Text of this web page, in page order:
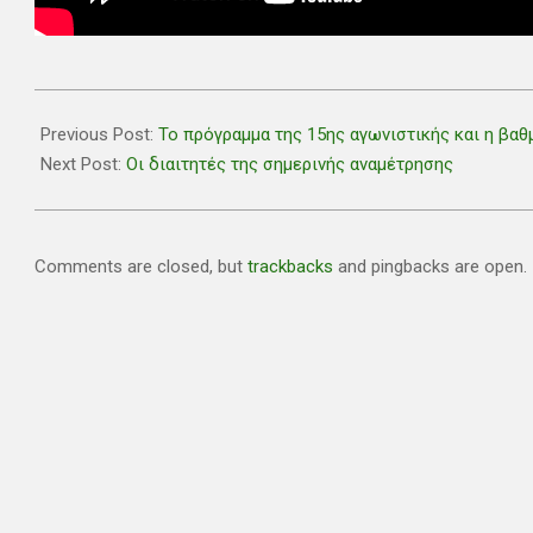
03-
13
Previous Post: Το πρόγραμμα της 15ης αγωνιστικής και η
Next Post: Οι διαιτητές της σημερινής αναμέτρησης
Comments are closed, but trackbacks and pingbacks are open.